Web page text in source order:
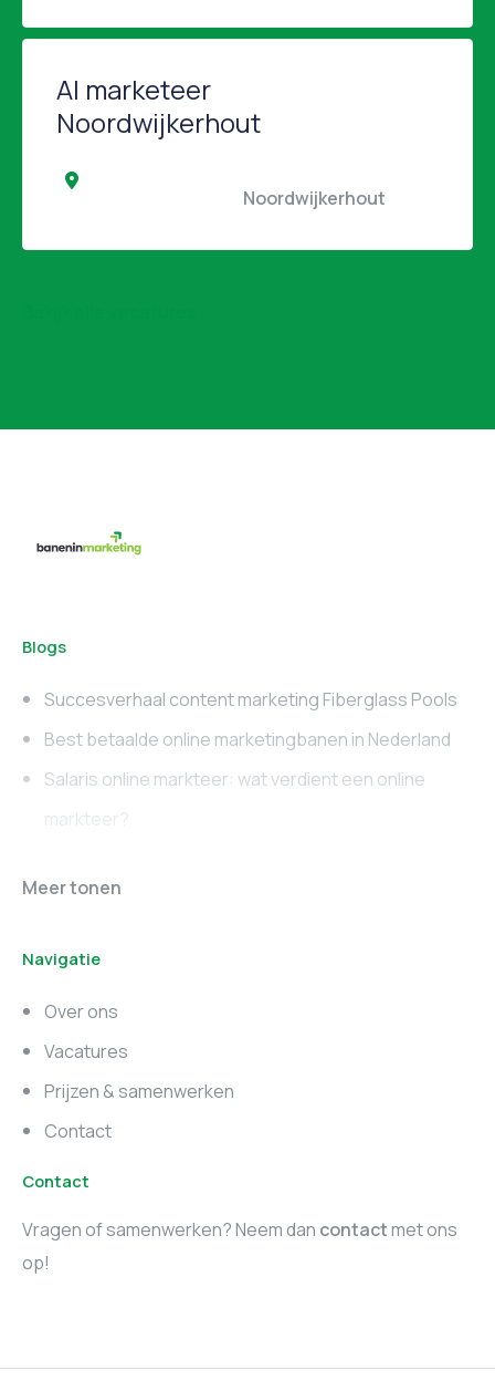
AI marketeer
Noordwijkerhout
Blogs
Succesverhaal content marketing Fiberglass Pools
Best betaalde online marketingbanen in Nederland
Salaris online markteer: wat verdient een online
markteer?
Online marketing
Marketing vacatures
Zuid-Holland
Marketing vacatures
Utrecht
Meer tonen
Navigatie
Over ons
Vacatures
Prijzen & samenwerken
Contact
Contact
Vragen of samenwerken? Neem dan contactmet ons
op!